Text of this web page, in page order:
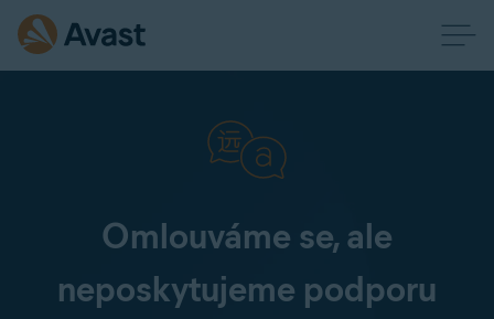
Omlouváme se, ale
neposkytujeme podporu